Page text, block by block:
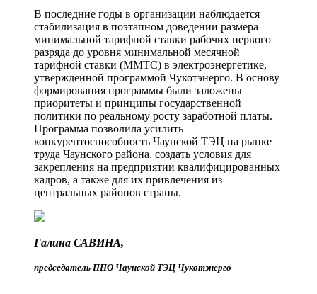
В последние годы в организации наблюдается
стабилизация в поэтапном доведении размера
минимальной тарифной ставки рабочих первого
разряда до уровня минимальной месячной
тарифной ставки (ММТС) в элект­роэнергетике,
утвержденной программой Чукотэнерго. В основу
формирования программы были заложены
приоритеты и принципы государственной
политики по реальному росту заработной платы.
Программа позволила усилить
конкурентоспособность Чаунской ТЭЦ на рынке
труда Чаунского района, создать условия для
закрепления на предприятии квалифицированных
кадров, а также для их привлечения из
центральных районов страны.
Галина САВИНА,
председатель ППО Чаунской ТЭЦ ­Чукотэнерго